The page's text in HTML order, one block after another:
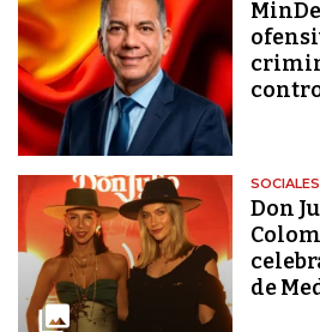
SOCIALES
Don
de